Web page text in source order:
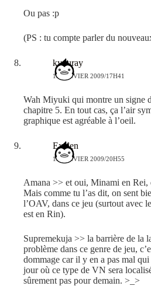
Ou pas :p
(PS : tu compte parler du
kyouray
15 JANVIER 2009/17H41
Wah Miyuki qui montre un signe
chapitre 5. En tout cas, ça l’air
graphique est agréable à l’oeil.
Exelen
15 JANVIER 2009/20H55
Amana >> et oui, Minami en Rei,
Mais comme tu l’as dit, on sent
l’OAV, dans ce jeu (surtout avec
est en Rin).
Supremekuja >> la barrière de la
problème dans ce genre de jeu,
dommage car il y en a pas mal
jour où ce type de VN sera
sûrement pas pour demain. >_>